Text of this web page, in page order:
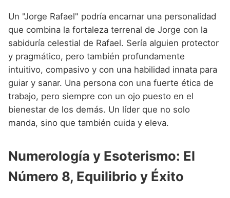
Un "Jorge Rafael" podría encarnar una personalidad
que combina la fortaleza terrenal de Jorge con la
sabiduría celestial de Rafael. Sería alguien protector
y pragmático, pero también profundamente
intuitivo, compasivo y con una habilidad innata para
guiar y sanar. Una persona con una fuerte ética de
trabajo, pero siempre con un ojo puesto en el
bienestar de los demás. Un líder que no solo
manda, sino que también cuida y eleva.
Numerología y Esoterismo: El
Número 8, Equilibrio y Éxito